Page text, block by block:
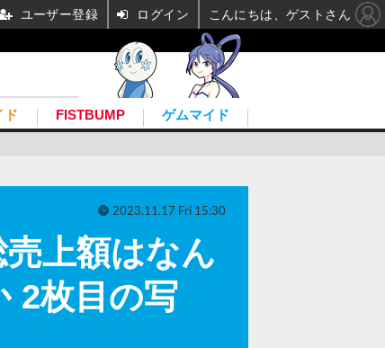
ド FISTBUMP ゲムマイド
上額はなん
2枚目の写
2023.11.17 Fri 15:30
ユーザー登録 ログイン こんにちは、ゲストさん